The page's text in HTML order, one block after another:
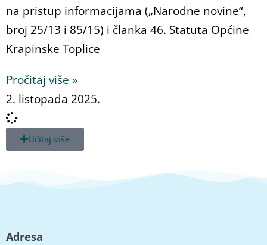
na pristup informacijama („Narodne novine“,
broj 25/13 i 85/15) i članka 46. Statuta Općine
Krapinske Toplice
Pročitaj više »
2. listopada 2025.
Učitaj više
Adresa